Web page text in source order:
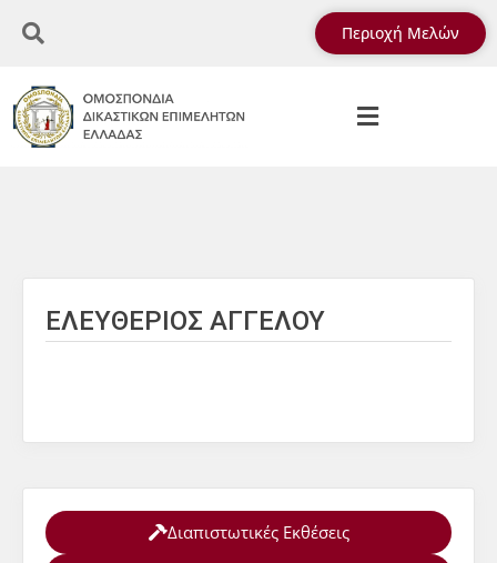
Περιοχή Μελών
ΕΛΕΥΘΕΡΙΟΣ ΑΓΓΕΛΟΥ
Διαπιστωτικές Εκθέσεις